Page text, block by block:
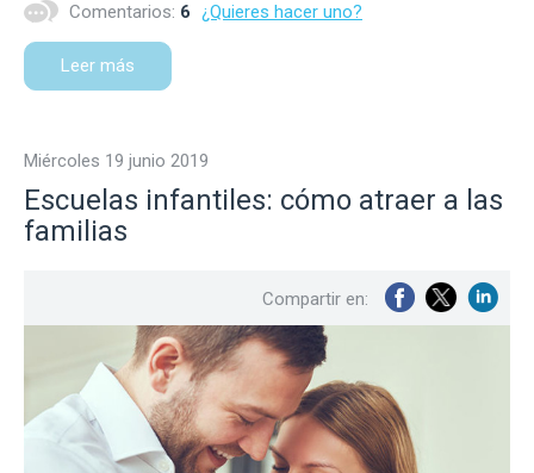
Comentarios: 6 ¿Quieres hacer uno?
Leer más
miércoles 19 junio 2019
Escuelas infantiles: cómo atraer a las
familias
Compartir en: